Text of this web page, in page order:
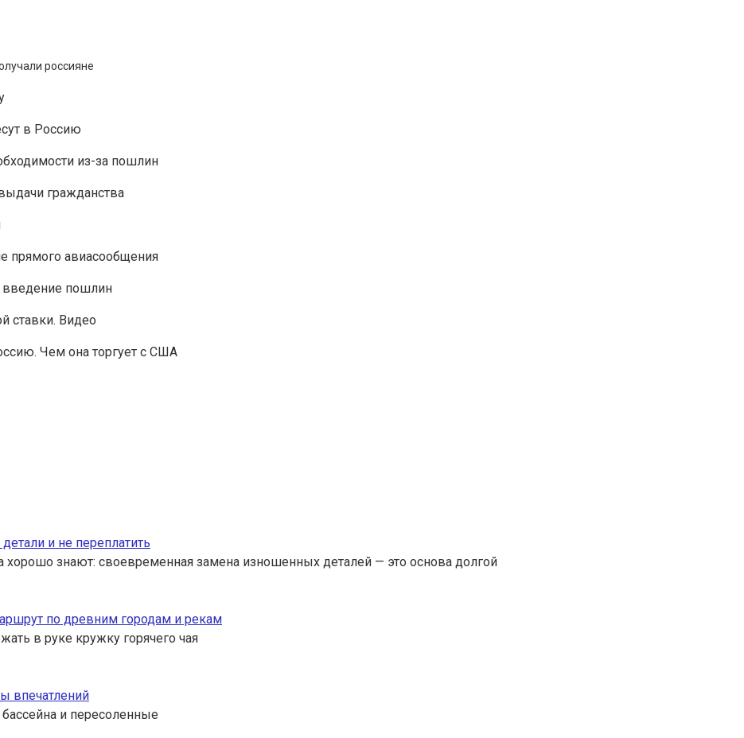
россияне
в Россию
из-за пошлин
гражданства
прямого авиасообщения
введение пошлин
ставки. Видео
Чем она торгует с США
и не переплатить
хорошо знают: своевременная замена изношенных деталей — это основа долгой
по древним городам и рекам
в руке кружку горячего чая
впечатлений
и пересоленные